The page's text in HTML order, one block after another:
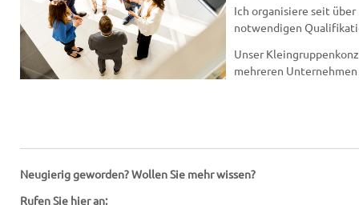
Ich organisiere seit
notwendigen
Unser
mehreren
Neugierig geworden? Wollen Sie mehr wissen?
Rufen Sie hier an: